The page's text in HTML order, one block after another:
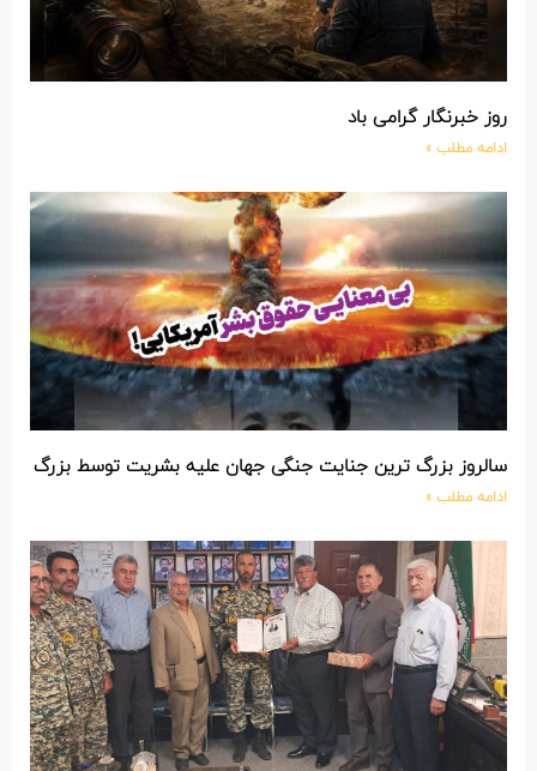
روز خبرنگار گرامی باد
ادامه مطلب »
سالروز بزرگ ترین جنایت جنگی جهان علیه بشریت توسط بزرگ
ادامه مطلب »